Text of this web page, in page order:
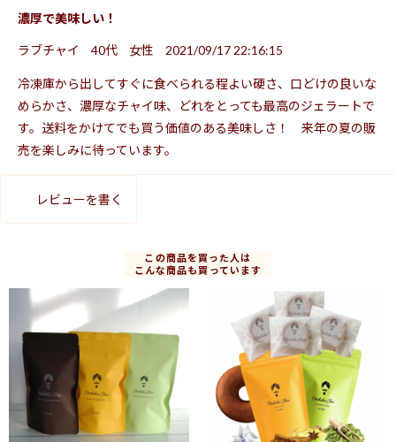
濃厚で美味しい！
ラブチャイ 40代 女性 2021/09/17 22:16:15
冷凍庫から出してすぐに食べられる程よい硬さ、口どけの良いな
めらかさ、濃厚なチャイ味、どれをとっても最高のジェラートで
す。送料をかけてでも買う価値のある美味しさ！ 来年の夏の販
売を楽しみに待っています。
レビューを書く
この商品を買った人は
こんな商品も買っています